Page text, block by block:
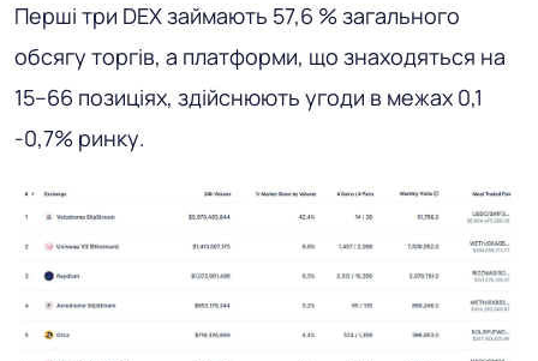
Перші три DEX займають 57,6 % загального
обсягу торгів, а платформи, що знаходяться на
15–66 позиціях, здійснюють угоди в межах 0,1
-0,7% ринку.